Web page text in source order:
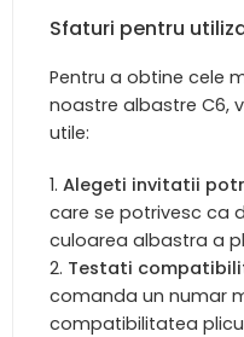
Sfaturi pentru
Pentru a obtine cele
noastre albastre C6,
utile:
Alegeti invitatii
care se potrivesc ca
culoarea albastra a
Testati
comanda un numar
compatibilitatea